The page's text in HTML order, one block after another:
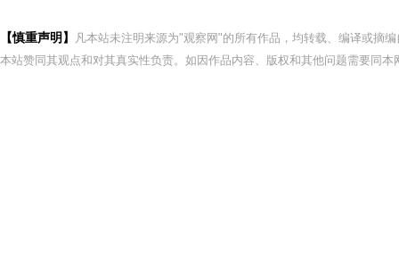
【慎重声明】
凡本站未注明来源为"观察网"的所有作品，均转载、编译或摘
本站赞同其观点和对其真实性负责。如因作品内容、版权和其他问题需要同本